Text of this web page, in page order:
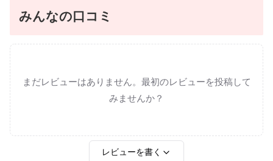
みんなの口コミ
まだレビューはありません。最初のレビューを投稿して
みませんか？
レビューを書く